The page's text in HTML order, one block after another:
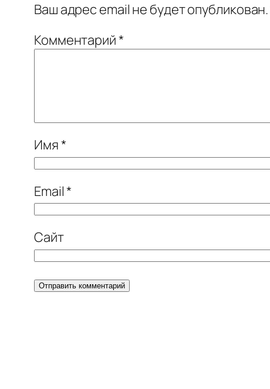
Ваш адрес email не будет опубликован.
Комментарий*
Имя*
Email*
Сайт